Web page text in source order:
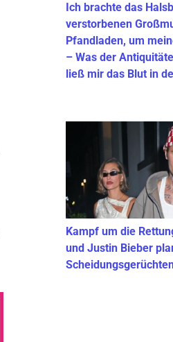
Ich brachte das
verstorbenen
Pfandladen, um
– Was der
ließ mir das Blut in
Kampf um die
und Justin Bieber